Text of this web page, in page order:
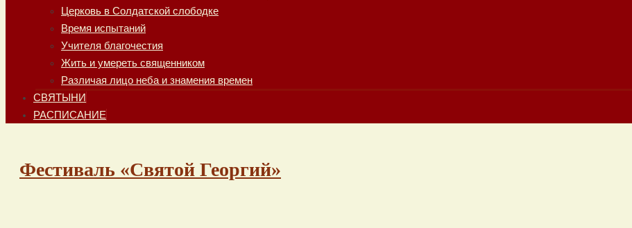
Церковь в Солдатской слободке
Время испытаний
Учителя благочестия
Жить и умереть священником
Различая лицо неба и знамения времен
СВЯТЫНИ
РАСПИСАНИЕ
Фестиваль «Святой Георгий»